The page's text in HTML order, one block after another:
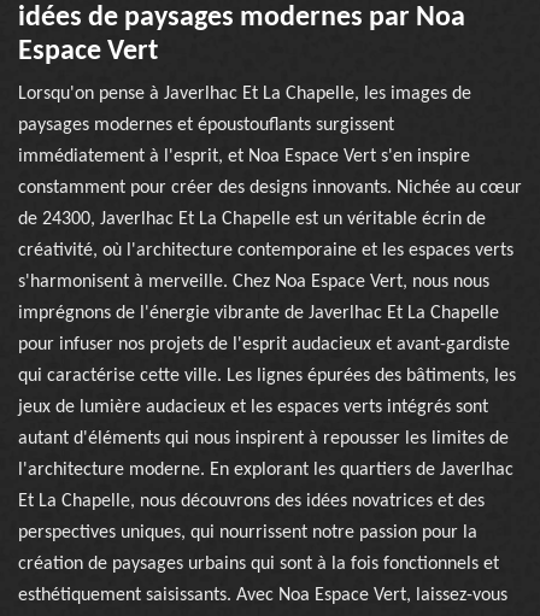
idées de paysages modernes par Noa
Espace Vert
Lorsqu'on pense à Javerlhac Et La Chapelle, les images de
paysages modernes et époustouflants surgissent
immédiatement à l'esprit, et Noa Espace Vert s'en inspire
constamment pour créer des designs innovants. Nichée au cœur
de 24300, Javerlhac Et La Chapelle est un véritable écrin de
créativité, où l'architecture contemporaine et les espaces verts
s'harmonisent à merveille. Chez Noa Espace Vert, nous nous
imprégnons de l'énergie vibrante de Javerlhac Et La Chapelle
pour infuser nos projets de l'esprit audacieux et avant-gardiste
qui caractérise cette ville. Les lignes épurées des bâtiments, les
jeux de lumière audacieux et les espaces verts intégrés sont
autant d'éléments qui nous inspirent à repousser les limites de
l'architecture moderne. En explorant les quartiers de Javerlhac
Et La Chapelle, nous découvrons des idées novatrices et des
perspectives uniques, qui nourrissent notre passion pour la
création de paysages urbains qui sont à la fois fonctionnels et
esthétiquement saisissants. Avec Noa Espace Vert, laissez-vous